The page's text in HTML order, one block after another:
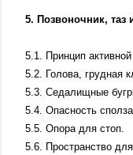
5. Позвоночник, таз
5.1. Принцип
5.2. Голова, грудная
5.3. Седалищные
5.4. Опасность
5.5. Опора для стоп.
5.6. Пространство